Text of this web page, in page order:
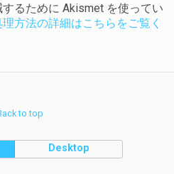
るために Akismet を使ってい
方法の詳細はこちらをご覧く
to top
Desktop